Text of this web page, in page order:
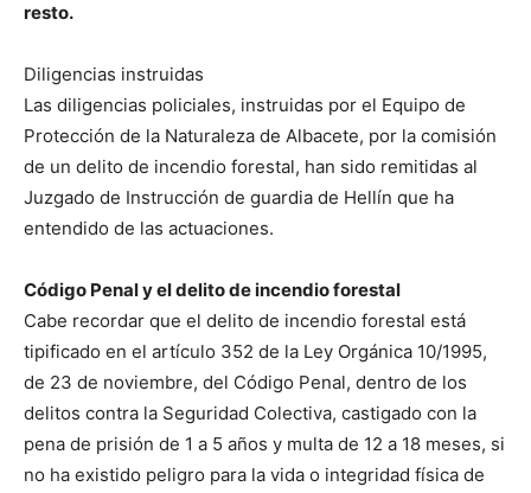
resto.
Diligencias instruidas
Las diligencias policiales, instruidas por el Equipo de
Protección de la Naturaleza de Albacete, por la comisión
de un delito de incendio forestal, han sido remitidas al
Juzgado de Instrucción de guardia de Hellín que ha
entendido de las actuaciones.
Código Penal y el delito de incendio forestal
Cabe recordar que el delito de incendio forestal está
tipificado en el artículo 352 de la Ley Orgánica 10/1995,
de 23 de noviembre, del Código Penal, dentro de los
delitos contra la Seguridad Colectiva, castigado con la
pena de prisión de 1 a 5 años y multa de 12 a 18 meses, si
no ha existido peligro para la vida o integridad física de